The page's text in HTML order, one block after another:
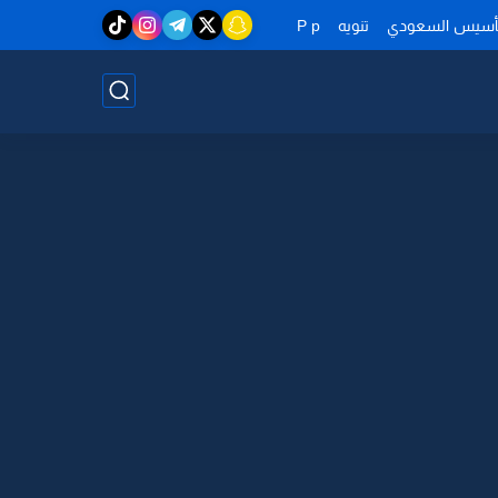
السعودي تنويه P p